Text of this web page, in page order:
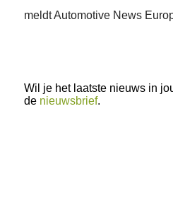
meldt Automotive News
Wil je het laatste nieuws in
de nieuwsbrief.